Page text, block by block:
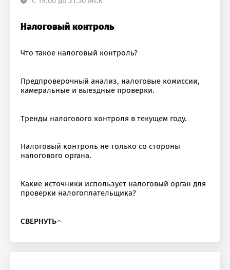
Налоговый контроль
Что такое налоговый контроль?
Предпроверочный анализ, налоговые комиссии,
камеральные и выездные проверки.
Тренды налогового контроля в текущем году.
Налоговый контроль не только со стороны
налогового органа.
Какие источники использует налоговый орган для
проверки налогоплательщика?
СВЕРНУТЬ